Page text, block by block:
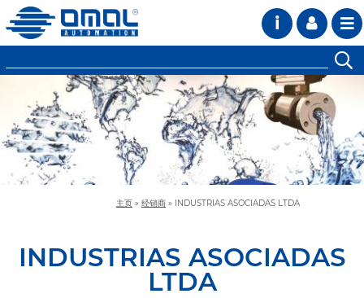
i
主页 » 经销商 » INDUSTRIAS ASOCIADAS LTDA
INDUSTRIAS ASOCIADAS
LTDA